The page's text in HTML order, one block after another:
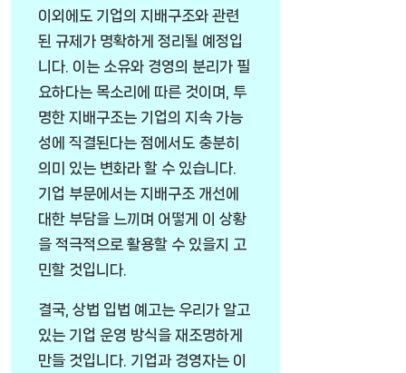
이외에도 기업의 지배구조와 관련
된 규제가 명확하게 정리될 예정입
니다. 이는 소유와 경영의 분리가 필
요하다는 목소리에 따른 것이며, 투
명한 지배구조는 기업의 지속 가능
성에 직결된다는 점에서도 충분히
의미 있는 변화라 할 수 있습니다.
기업 부문에서는 지배구조 개선에
대한 부담을 느끼며 어떻게 이 상황
을 적극적으로 활용할 수 있을지 고
민할 것입니다.
결국, 상법 입법 예고는 우리가 알고
있는 기업 운영 방식을 재조명하게
만들 것입니다. 기업과 경영자는 이